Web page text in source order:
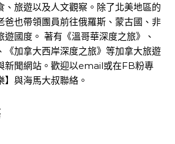
、旅遊以及人文觀察。除了北美地區的
爸也帶領團員前往俄羅斯、蒙古國、非
國度。 著有《溫哥華深度之旅》、
《加拿大西岸深度之旅》等加拿大旅遊
新聞網站。歡迎以email或在FB粉專
】與海馬大叔聯絡。